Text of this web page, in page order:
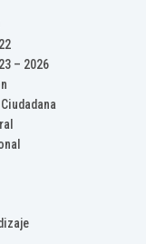
– 2026